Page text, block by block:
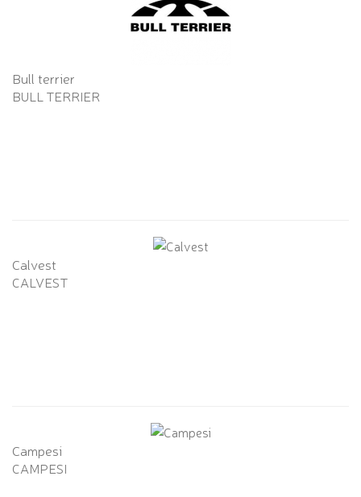
Bull terrier
BULL TERRIER
Calvest
CALVEST
Campesi
CAMPESI